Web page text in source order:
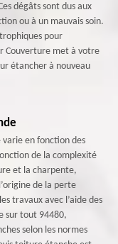
dégâts sont dus aux
ou à un mauvais soin.
pour
Couverture met à votre
étancher à nouveau
en fonction des
de la complexité
et la charpente,
de la perte
travaux avec l’aide des
sur tout 94480,
selon les normes